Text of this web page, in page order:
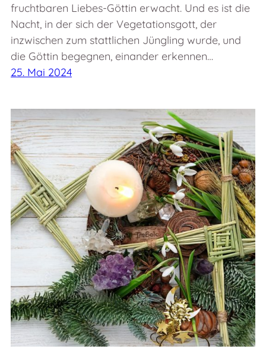
fruchtbaren Liebes-Göttin erwacht. Und es ist die
Nacht, in der sich der Vegetationsgott, der
inzwischen zum stattlichen Jüngling wurde, und
die Göttin begegnen, einander erkennen…
25. Mai 2024